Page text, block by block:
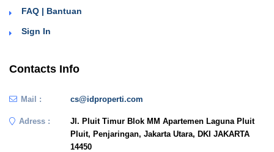
FAQ | Bantuan
Sign In
Contacts Info
Mail : cs@idproperti.com
Adress :
Jl. Pluit Timur Blok MM Apartemen Laguna Pluit
Pluit, Penjaringan, Jakarta Utara, DKI JAKARTA
14450